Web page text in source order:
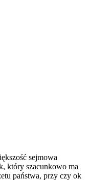
sejmowa
który szacunkowo ma
państwa, przy czy ok